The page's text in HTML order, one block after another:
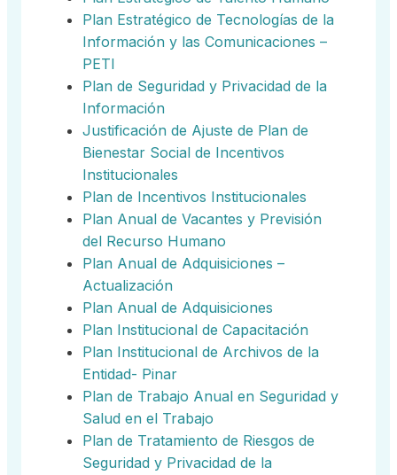
Plan Estratégico de Tecnologías de la
Información y las Comunicaciones –
PETI
Plan de Seguridad y Privacidad de la
Información
Justificación de Ajuste de Plan de
Bienestar Social de Incentivos
Institucionales
Plan de Incentivos Institucionales
Plan Anual de Vacantes y Previsión
del Recurso Humano
Plan Anual de Adquisiciones –
Actualización
Plan Anual de Adquisiciones
Plan Institucional de Capacitación
Plan Institucional de Archivos de la
Entidad- Pinar
Plan de Trabajo Anual en Seguridad y
Salud en el Trabajo
Plan de Tratamiento de Riesgos de
Seguridad y Privacidad de la